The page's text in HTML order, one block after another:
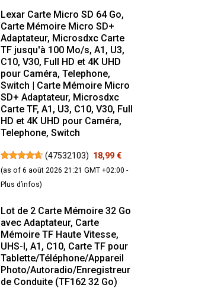
Lexar Carte Micro SD 64 Go,
Carte Mémoire Micro SD+
Adaptateur, Microsdxc Carte
TF jusqu'à 100 Mo/s, A1, U3,
C10, V30, Full HD et 4K UHD
pour Caméra, Telephone,
Switch | Carte Mémoire Micro
SD+ Adaptateur, Microsdxc
Carte TF, A1, U3, C10, V30, Full
HD et 4K UHD pour Caméra,
Telephone, Switch
(47532103) 18,99 €
(as of 6 août 2026 21:21 GMT +02:00 -
Plus d’infos)
Lot de 2 Carte Mémoire 32 Go
avec Adaptateur, Carte
Mémoire TF Haute Vitesse,
UHS-I, A1, C10, Carte TF pour
Tablette/Téléphone/Appareil
Photo/Autoradio/Enregistreur
de Conduite (TF162 32 Go)